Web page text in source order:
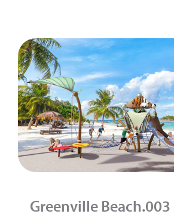
Greenville Beach.003